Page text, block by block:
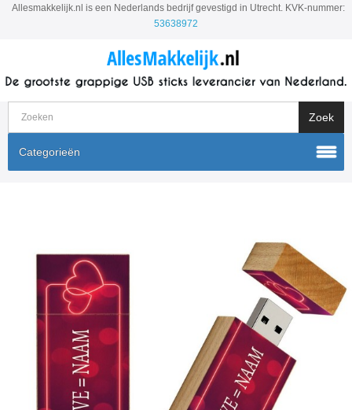
Allesmakkelijk.nl is een Nederlands bedrijf gevestigd in Utrecht. KVK-nummer:
53638972
Categorieën